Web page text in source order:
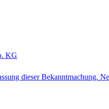
KG
dieser Bekanntmachung.